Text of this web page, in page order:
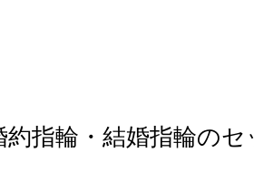
約指輪・結婚指輪の